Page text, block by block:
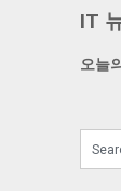
IT
오늘